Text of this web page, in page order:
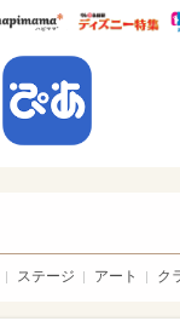
レぴあ総研ハピママ*
ステージ アート ク